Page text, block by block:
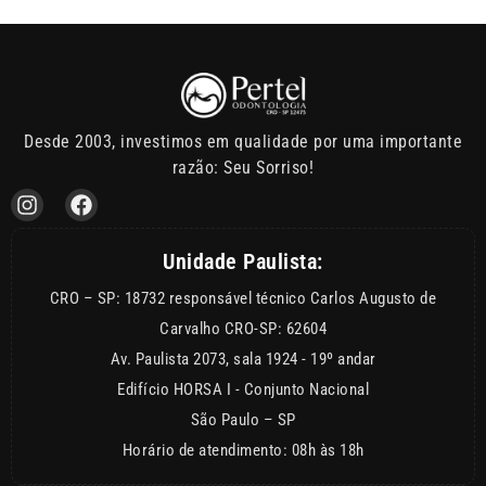
Desde 2003, investimos em qualidade por uma importante
razão: Seu Sorriso!
Unidade Paulista:
CRO – SP: 18732 responsável técnico Carlos Augusto de
Carvalho CRO-SP: 62604
Av. Paulista 2073, sala 1924 - 19º andar
Edifício HORSA I - Conjunto Nacional
São Paulo – SP
Horário de atendimento: 08h às 18h